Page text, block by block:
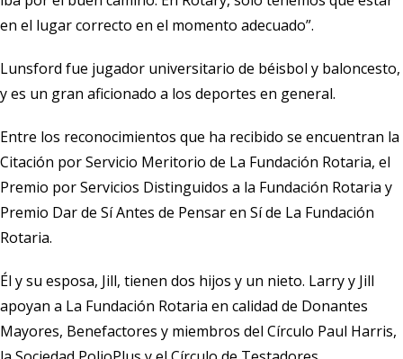
en el lugar correcto en el momento adecuado”.
Lunsford fue jugador universitario de béisbol y baloncesto,
y es un gran aficionado a los deportes en general.
Entre los reconocimientos que ha recibido se encuentran la
Citación por Servicio Meritorio de La Fundación Rotaria, el
Premio por Servicios Distinguidos a la Fundación Rotaria y
Premio Dar de Sí Antes de Pensar en Sí de La Fundación
Rotaria.
Él y su esposa, Jill, tienen dos hijos y un nieto. Larry y Jill
apoyan a La Fundación Rotaria en calidad de Donantes
Mayores, Benefactores y miembros del Círculo Paul Harris,